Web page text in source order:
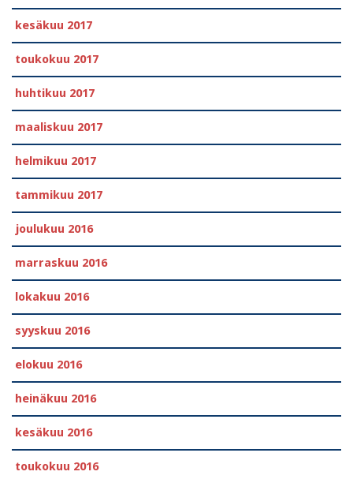
kesäkuu 2017
toukokuu 2017
huhtikuu 2017
maaliskuu 2017
helmikuu 2017
tammikuu 2017
joulukuu 2016
marraskuu 2016
lokakuu 2016
syyskuu 2016
elokuu 2016
heinäkuu 2016
kesäkuu 2016
toukokuu 2016